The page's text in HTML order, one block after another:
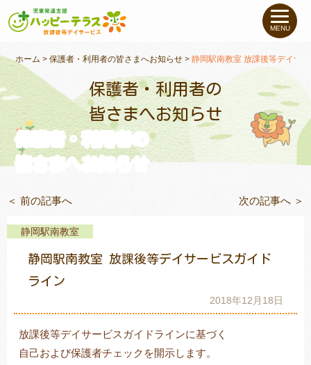
私たちについて
未就学のお子さま（０〜６才）
小学生〜高校生の お子さま
支援事例
教室一覧
MENU
ホーム >保護者・利用者の皆さまへお知らせ >静岡駅南教室 放課後等デイサ
保護者・利用者の
皆さまへお知らせ
保護者・利用者の
皆さまへお知らせ
＜ 前の記事へ 次の記事へ ＞
静岡駅南教室
静岡駅南教室 放課後等デイサービスガイド
ライン
2018年12月18日
放課後等デイサービスガイドラインに基づく
自己および保護者チェックを開示します。